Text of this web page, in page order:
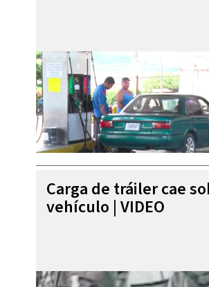
Carga de tráiler cae
vehículo | VIDEO